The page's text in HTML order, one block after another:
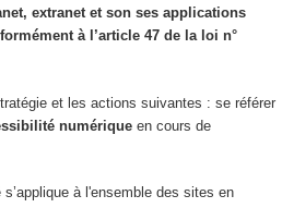
extranet et son ses applications
à l’article 47 de la loi n°
et les actions suivantes : se référer
numériqueen cours de
à l'ensemble des sites en